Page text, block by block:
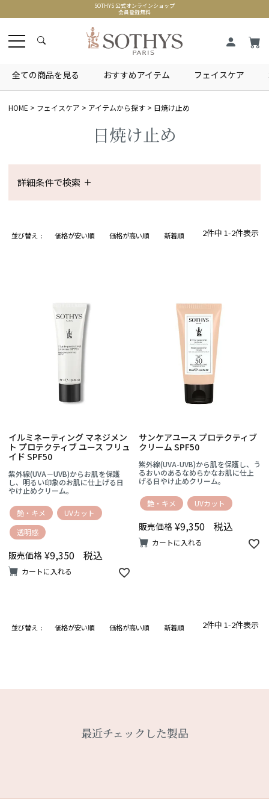
SOTHYS 公式オンラインショップ
会員登録無料
全ての商品を見る おすすめアイテム フェイスケア
HOME フェイスケア アイテムから探す 日焼け止め
日焼け止め
詳細条件で検索
並び替え 価格が安い順 価格が高い順 新着順 2件中 1-2件表示
紫外線(UVA－UVB)からお肌を保護
し、明るい印象のお肌に仕上げる日
やけ止めクリーム。
イルミネーティング マネジメン
ト プロテクティブ ユース フリュ
イド SPF50
艶・キメ
UVカット
透明感
販売価格 ¥9,350 税込
カートに入れる
紫外線(UVA-UVB)から肌を保護し、う
るおいのあるなめらかなお肌に仕上
げる日やけ止めクリーム。
サンケアユース プロテクティブ
クリーム SPF50
艶・キメ UVカット
販売価格 ¥9,350 税込
カートに入れる
並び替え 価格が安い順 価格が高い順 新着順 2件中 1-2件表示
最近チェックした製品